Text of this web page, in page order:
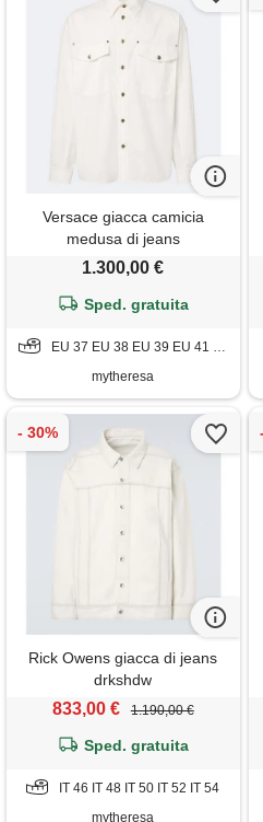
Versace giacca camicia
medusa di jeans
1.300,00 €
Sped. gratuita
EU 37 EU 38 EU 39 EU 41 EU 42
mytheresa
Rick Owens giacca di jeans
drkshdw
833,00 € 1.190,00 €
Sped. gratuita
IT 46 IT 48 IT 50 IT 52 IT 54
mytheresa